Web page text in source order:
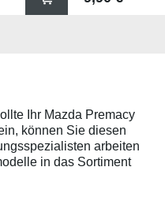
mittig
die
Schutzpads
sollten die
Griffmulden
Aussenrändern
Ihr Mazda Premacy
können Sie diesen
arbeiten
in das Sortiment